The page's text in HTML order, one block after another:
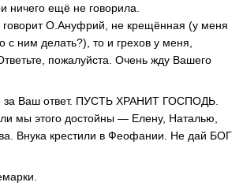
ничего ещё не говорила.
О.Ануфрий, не крещённая (у меня
с ним делать?), то и грехов у меня,
пожалуйста. Очень жду Вашего
за Ваш ответ. ПУСТЬ ХРАНИТ ГОСПОДЬ.
мы этого достойны — Елену, Наталью,
Внука крестили в Феофании. Не дай БОГ